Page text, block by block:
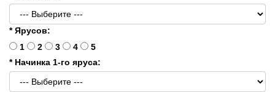
* Ярусов:
1
2 3 4
5
* Начинка 1-го яруса: